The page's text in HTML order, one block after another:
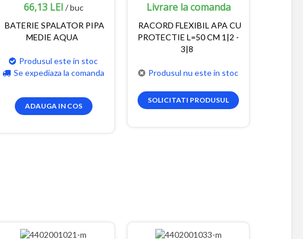
66,13 LEI / buc
BATERIE SPALATOR PIPA
MEDIE AQUA
Produsul este in stoc
Se expediaza la comanda
ADAUGA IN COS
Livrare la comanda
RACORD FLEXIBIL APA CU
PROTECTIE L=50 CM 1|2 -
3|8
Produsul nu este in stoc
SOLICITATI PRODUSUL